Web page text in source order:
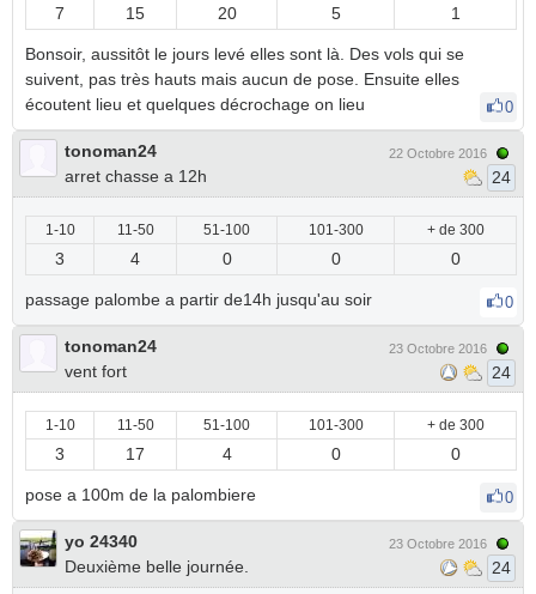
7 15 20 5 1
Bonsoir, aussitôt le jours levé elles sont là. Des vols qui se
suivent, pas très hauts mais aucun de pose. Ensuite elles
écoutent lieu et quelques décrochage on lieu
0
tonoman24
arret chasse a 12h
22 Octobre 2016
24
1-10 11-50 51-100 101-300 + de 300
3 4 0 0 0
passage palombe a partir de14h jusqu'au soir 0
tonoman24
vent fort
23 Octobre 2016
24
1-10 11-50 51-100 101-300 + de 300
3 17 4 0 0
pose a 100m de la palombiere 0
yo 24340
Deuxième belle journée.
23 Octobre 2016
24